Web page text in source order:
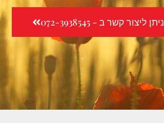
קשר ב - 072-3938545